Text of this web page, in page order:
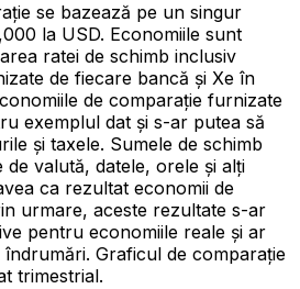
se bazează pe un singur
la USD. Economiile sunt
ratei de schimb inclusiv
de fiecare bancă și Xe în
de comparație furnizate
exemplul dat și s-ar putea să
și taxele. Sumele de schimb
valută, datele, orele și alți
ca rezultat economii de
urmare, aceste rezultate s-ar
pentru economiile reale și ar
Graficul de comparație
trimestrial.